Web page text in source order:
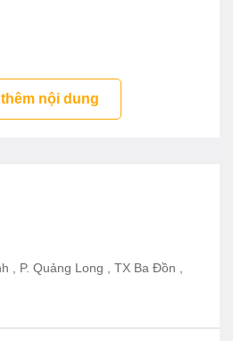
nội dung
, P. Quảng Long , TX Ba Đồn ,